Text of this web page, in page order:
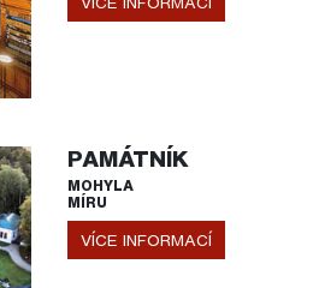
PAMÁTNÍK
MOHYLA
MÍRU
VÍCE INFORMACÍ